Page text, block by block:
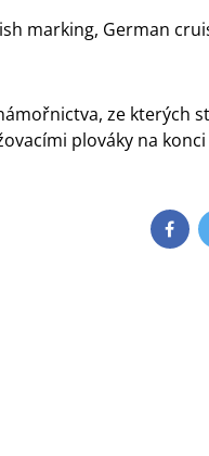
marking, German
ze kterých
plováky na